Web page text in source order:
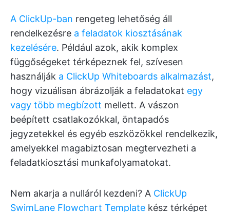
A ClickUp-ban rengeteg lehetőség áll
rendelkezésre a feladatok kiosztásának
kezelésére. Például azok, akik komplex
függőségeket térképeznek fel, szívesen
használják a ClickUp Whiteboards alkalmazást,
hogy vizuálisan ábrázolják a feladatokat egy
vagy több megbízott mellett. A vászon
beépített csatlakozókkal, öntapadós
jegyzetekkel és egyéb eszközökkel rendelkezik,
amelyekkel magabiztosan megtervezheti a
feladatkiosztási munkafolyamatokat.
Nem akarja a nulláról kezdeni? A ClickUp
SwimLane Flowchart Template kész térképet